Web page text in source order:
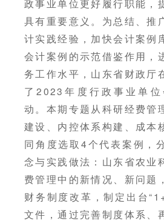
政事业单位更好履行职能，
具有重要意义。为总结、推
计实践经验，加快会计案例
会计案例的示范借鉴作用，
务工作水平，山东省财政厅
了2023年度行政事业单
动。本期专题从科研经费管
建设、内控体系构建、成本
同角度选取4个代表案例，
念与实践做法：山东省农业
费管理中的新情况、新问题
财务制度改革，制定出台
文件，通过完善制度体系、